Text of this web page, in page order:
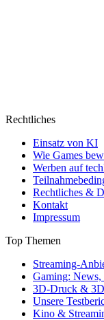
Rechtliches
Einsatz von KI
Wie Games
Werben auf
Rechtliches &
Kontakt
Impressum
Top Themen
Streaming-
Gaming: News,
3D-Druck &
Unsere
Kino &